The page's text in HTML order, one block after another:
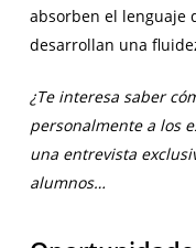
absorben el lenguaje
desarrollan una
¿Te interesa saber
personalmente a los
una entrevista
alumnos…